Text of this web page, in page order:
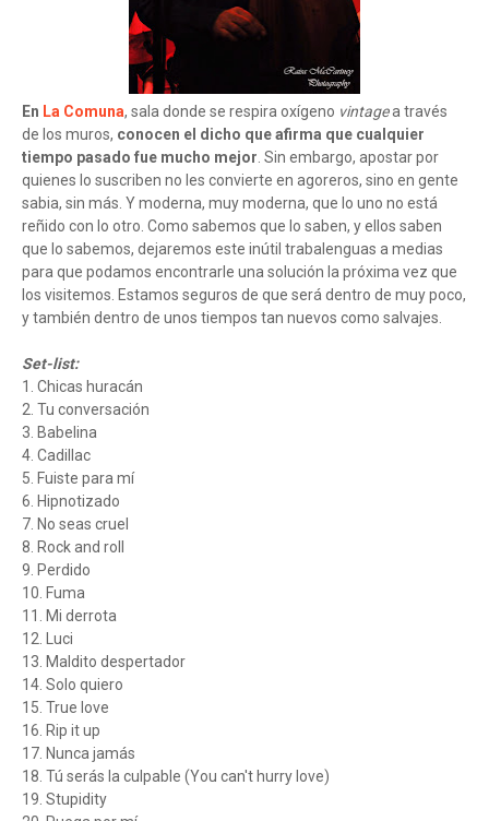
En La Comuna, sala donde se respira oxígeno vintagea través
de los muros, conocen el dicho que afirma que cualquier
tiempo pasado fue mucho mejor. Sin embargo, apostar por
quienes lo suscriben no les convierte en agoreros, sino en gente
sabia, sin más. Y moderna, muy moderna, que lo uno no está
reñido con lo otro. Como sabemos que lo saben, y ellos saben
que lo sabemos, dejaremos este inútil trabalenguas a medias
para que podamos encontrarle una solución la próxima vez que
los visitemos. Estamos seguros de que será dentro de muy poco,
y también dentro de unos tiempos tan nuevos como salvajes.
Set-list:
1. Chicas huracán
2. Tu conversación
3. Babelina
4. Cadillac
5. Fuiste para mí
6. Hipnotizado
7. No seas cruel
8. Rock and roll
9. Perdido
10. Fuma
11. Mi derrota
12. Luci
13. Maldito despertador
14. Solo quiero
15. True love
16. Rip it up
17. Nunca jamás
18. Tú serás la culpable (You can't hurry love)
19. Stupidity